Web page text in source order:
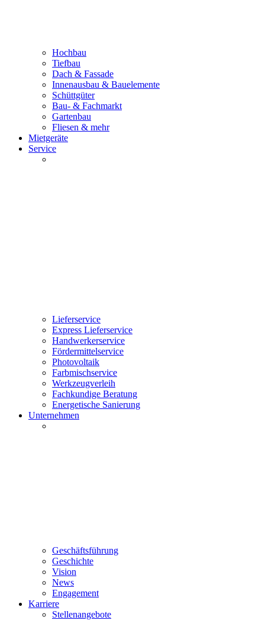
Hochbau
Tiefbau
Dach & Fassade
Innenausbau & Bauelemente
Schüttgüter
Bau- & Fachmarkt
Gartenbau
Fliesen & mehr
Mietgeräte
Service
Lieferservice
Express Lieferservice
Handwerkerservice
Fördermittelservice
Photovoltaik
Farbmischservice
Werkzeugverleih
Fachkundige Beratung
Energetische Sanierung
Unternehmen
Geschäftsführung
Geschichte
Vision
News
Engagement
Karriere
Stellenangebote